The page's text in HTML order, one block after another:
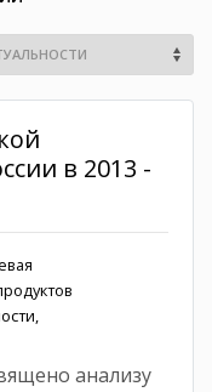
в 2013 -
анализу